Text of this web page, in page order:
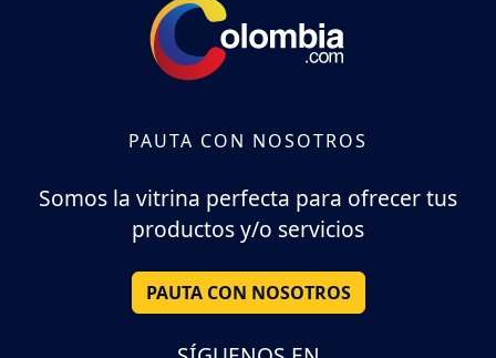
PAUTA CON NOSOTROS
Somos la vitrina perfecta para ofrecer tus
productos y/o servicios
PAUTA CON NOSOTROS